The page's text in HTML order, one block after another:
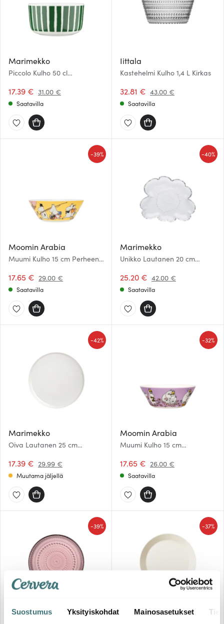
Suostumus Yksityiskohdat Mainosasetukset
Marimekko
Piccolo Kulho 50 cl
17.39 € 31.00 €
Saatavilla
Iittala
Kastehelmi Kulho 1,4 L Kirkas
32.81 € 43.00 €
Saatavilla
Moomin Arabia
Muumi Kulho 15 cm Perheen
17.65 € 29.00 €
-39%
Saatavilla
Marimekko
Unikko Lautanen 20 cm
25.20 € 42.00 €
-40%
Saatavilla
Marimekko
Oiva Lautanen 25 cm
17.39 € 29.99 €
-42%
Muutama jäljellä
Moomin Arabia
Muumi Kulho 15 cm
17.65 € 26.00 €
-32%
Saatavilla
Iittala
-39%
Iittala
-37%